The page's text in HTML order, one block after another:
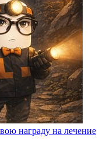
награду на лечение